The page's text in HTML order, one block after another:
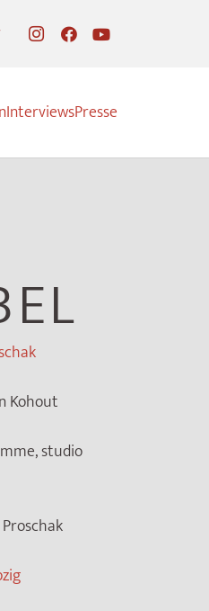
InterviewsPresse
Kohout
studio